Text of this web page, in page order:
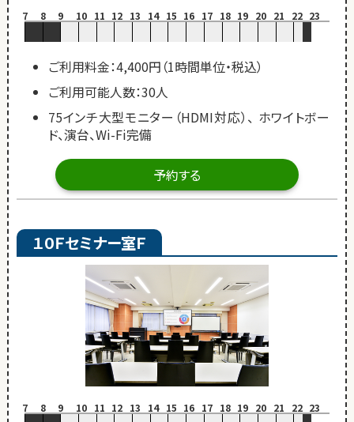
7 8 9 10 11 12 13 14 15 16 17 18 19 20 21 22 23
ご利用料金：4,400円（1時間単位・税込）
ご利用可能人数：30人
75インチ大型モニター（HDMI対応）、 ホワイトボー
ド、演台、Wi-Fi完備
予約する
１０Ｆセミナー室Ｆ
7 8 9 10 11 12 13 14 15 16 17 18 19 20 21 22 23